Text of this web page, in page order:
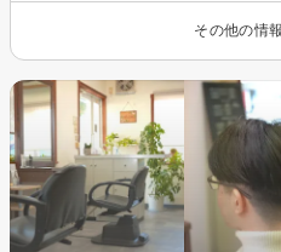
その他の情